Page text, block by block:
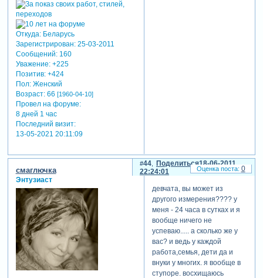
Откуда:Беларусь
Зарегистрирован: 25-03-2011
Сообщений:160
Уважение: +225
Позитив: +424
Пол:Женский
Возраст:66 [1960-04-10]
Провел на форуме:
8 дней 1 час
Последний визит:
13-05-2021 20:11:09
Поделиться
44
18-06-2011
22:24:01
смаглючка
Энтузиаст
девчата, вы может из
другого измерения???? у
меня - 24 часа в сутках и я
вообще ничего не
успеваю..... а сколько же у
вас? и ведь у каждой
работа,семья, дети да и
внуки у многих. я вообще в
ступоре. восхищаюсь
0